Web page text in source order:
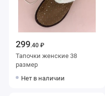
299.40 ₽
Тапочки женские 38
размер
Нет в наличии